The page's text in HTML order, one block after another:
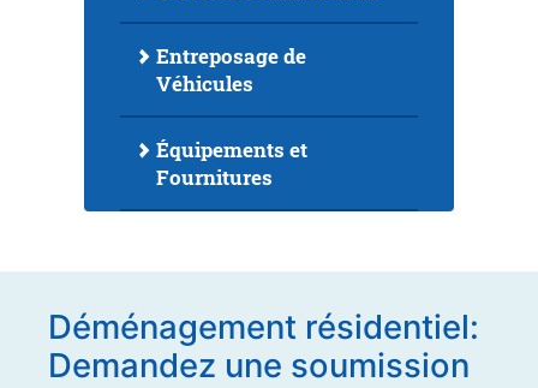
Entreposage de
Véhicules
Équipements et
Fournitures
Déménagement résidentiel:
Demandez une soumission